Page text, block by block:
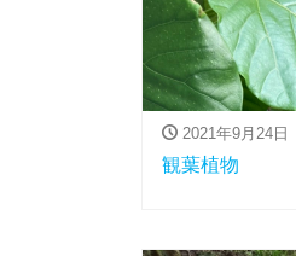
2021年9月24日
観葉植物